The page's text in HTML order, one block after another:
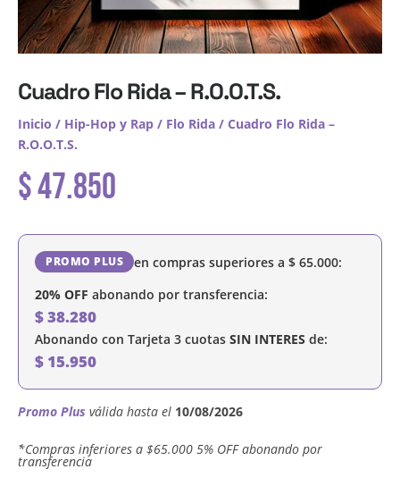
Cuadro Flo Rida – R.O.O.T.S.
Inicio / Hip-Hop y Rap / Flo Rida / Cuadro Flo Rida –
R.O.O.T.S.
$47.850
PROMO PLUS en compras superiores a $ 65.000:
20% OFF abonando por transferencia:
$38.280
Abonando con Tarjeta 3 cuotas SIN INTERES de:
$ 15.950
Promo Plus válida hasta el 10/08/2026
´*Compras inferiores a $65.000 5% OFF abonando por
transferencia